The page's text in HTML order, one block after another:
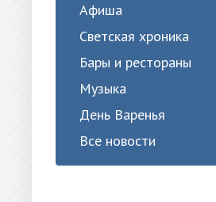
Афиша
Светская хроника
Бары и рестораны
Музыка
День Варенья
Все новости